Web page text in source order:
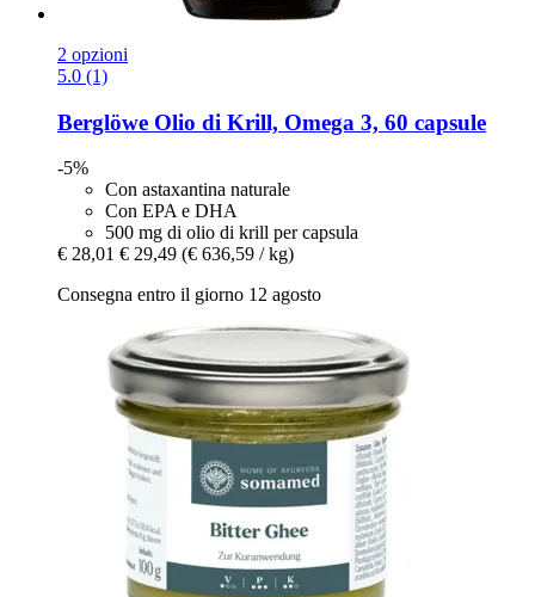
2 opzioni
5.0 (1)
Berglöwe Olio di Krill, Omega 3, 60 capsule
-5%
Con astaxantina naturale
Con EPA e DHA
500 mg di olio di krill per capsula
€ 28,01 € 29,49 (€ 636,59 / kg)
Consegna entro il giorno 12 agosto